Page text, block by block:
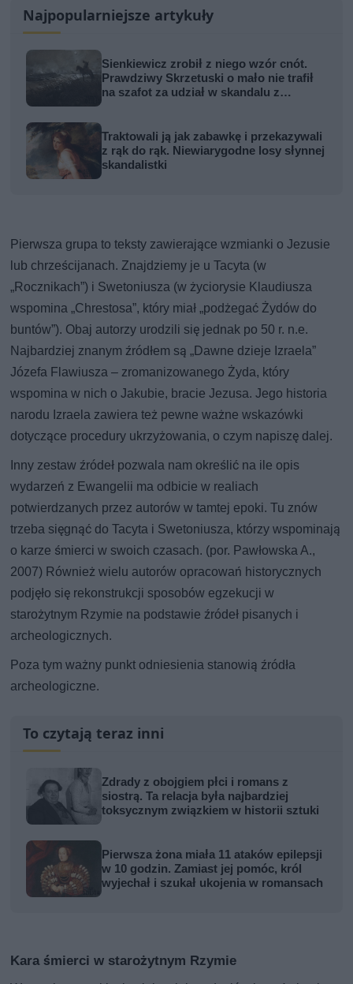
Najpopularniejsze artykuły
Sienkiewicz zrobił z niego wzór cnót.
Prawdziwy Skrzetuski o mało nie trafił
na szafot za udział w skandalu z
Traktowali ją jak zabawkę i przekazywali
z rąk do rąk. Niewiarygodne losy słynnej
skandalistki
Pierwsza grupa to teksty zawierające wzmianki o Jezusie
lub chrześcijanach. Znajdziemy je u Tacyta (w
„Rocznikach”) i Swetoniusza (w życiorysie Klaudiusza
wspomina „Chrestosa”, który miał „podżegać Żydów do
buntów”). Obaj autorzy urodzili się jednak po 50 r. n.e.
Najbardziej znanym źródłem są „Dawne dzieje Izraela”
Józefa Flawiusza – zromanizowanego Żyda, który
wspomina w nich o Jakubie, bracie Jezusa. Jego historia
narodu Izraela zawiera też pewne ważne wskazówki
dotyczące procedury ukrzyżowania, o czym napiszę dalej.
Inny zestaw źródeł pozwala nam określić na ile opis
wydarzeń z Ewangelii ma odbicie w realiach
potwierdzanych przez autorów w tamtej epoki. Tu znów
trzeba sięgnąć do Tacyta i Swetoniusza, którzy wspominają
o karze śmierci w swoich czasach. (por. Pawłowska A.,
2007) Również wielu autorów opracowań historycznych
podjęło się rekonstrukcji sposobów egzekucji w
starożytnym Rzymie na podstawie źródeł pisanych i
archeologicznych.
Poza tym ważny punkt odniesienia stanowią źródła
archeologiczne.
To czytają teraz inni
Zdrady z obojgiem płci i romans z
siostrą. Ta relacja była najbardziej
toksycznym związkiem w historii sztuki
Pierwsza żona miała 11 ataków epilepsji
w 10 godzin. Zamiast jej pomóc, król
wyjechał i szukał ukojenia w romansach
Kara śmierci w starożytnym Rzymie